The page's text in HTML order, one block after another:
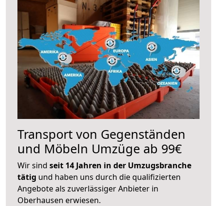
Transport von Gegenständen
und Möbeln Umzüge ab 99€
Wir sind seit 14 Jahren in der Umzugsbranche
tätig und haben uns durch die qualifizierten
Angebote als zuverlässiger Anbieter in
Oberhausen erwiesen.